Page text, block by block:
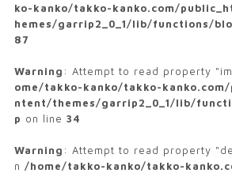
ko-kanko/takko-kanko.com/
hemes/garrip2_0_1/lib/functions/
87
Warning : Attempt to read property
ome/takko-kanko/takko-
ntent/themes/garrip2_0_1/lib/
p on line 34
Warning : Attempt to read property
n /home/takko-kanko/takko-